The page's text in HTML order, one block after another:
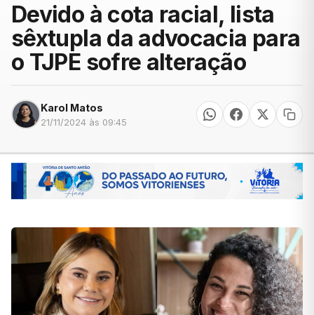
Devido à cota racial, lista
sêxtupla da advocacia para
o TJPE sofre alteração
Karol Matos
21/11/2024 às 09:45